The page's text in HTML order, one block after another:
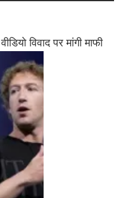
विवाद पर मांगी माफी